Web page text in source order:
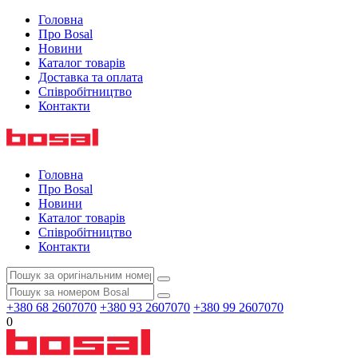
Головна
Про Bosal
Новини
Каталог товарів
Доставка та оплата
Співробітництво
Контакти
Головна
Про Bosal
Новини
Каталог товарів
Співробітництво
Контакти
+380 68 2607070 +380 93 2607070 +380 99 2607070
0